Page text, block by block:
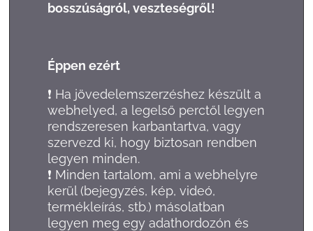
bosszúságról, veszteségről!
Éppen ezért
❗ Ha jövedelemszerzéshez készült a
webhelyed, a legelső perctől legyen
rendszeresen karbantartva, vagy
szervezd ki, hogy biztosan rendben
legyen minden.
❗ Minden tartalom, ami a webhelyre
kerül (bejegyzés, kép, videó,
termékleírás, stb.) másolatban
legyen meg egy adathordozón és